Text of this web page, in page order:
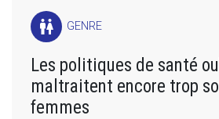
wc GENRE
Les politiques de santé
maltraitent encore trop
femmes